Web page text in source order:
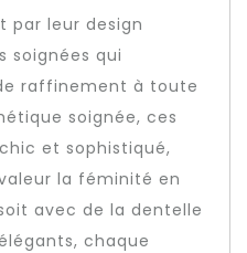
par leur design
soignées qui
raffinement à toute
soignée, ces
et sophistiqué,
la féminité en
avec de la dentelle
chaque